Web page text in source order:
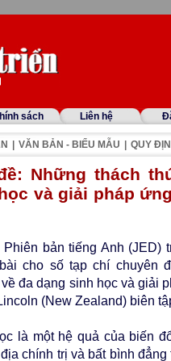
sách Liên hệ
VĂN BẢN - BIỂU MẪU QUY
Những thách
và giải pháp
bản tiếng Anh (JED)
cho số tạp chí chuyên
đa dạng sinh học và giải
(New Zealand) biên
là một hệ quả của biến
chính trị và bất bình